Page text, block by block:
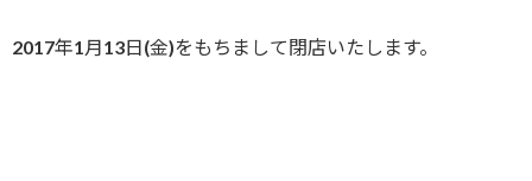
2017年1月13日(金)をもちまして閉店いたします。